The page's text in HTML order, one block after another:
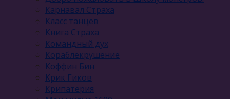
Карнавал Cтраха
Класс танцев
Книга Страха
Командный дух
Кораблекрушение
Коффин Бин
Крик Гиков
Крипатерия